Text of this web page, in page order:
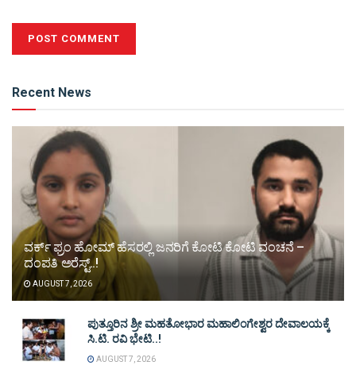
Recent News
ವರ್ಕ್ ಫ್ರಂ ಹೋಮ್ ಹೆಸರಲ್ಲಿ ಜನರಿಗೆ ಕೋಟಿ ಕೋಟಿ ವಂಚನೆ –
ದಂಪತಿ ಅರೆಸ್ಟ್..!
AUGUST 7, 2026
ಪುತ್ತೂರಿನ ಶ್ರೀ ಮಹತೋಭಾರ ಮಹಾಲಿಂಗೇಶ್ವರ ದೇವಾಲಯಕ್ಕೆ
ಸಿ.ಟಿ. ರವಿ ಭೇಟಿ..!
AUGUST 7, 2026